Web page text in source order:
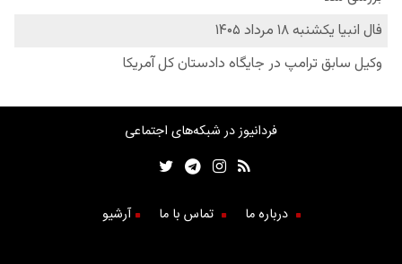
فردانیوز در شبکه‌های اجتماعی
درباره ما تماس با ما آرشیو